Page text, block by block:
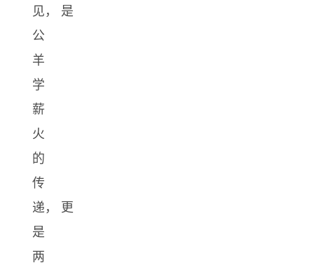
见， 是
公
羊
学
薪
火
的
传
递， 更
是
两